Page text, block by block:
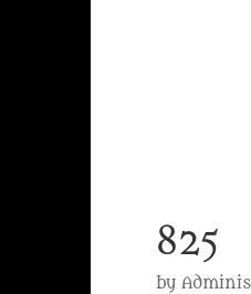
825
by